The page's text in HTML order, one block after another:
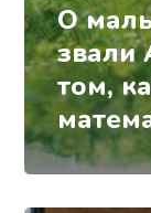
О
звали
том,